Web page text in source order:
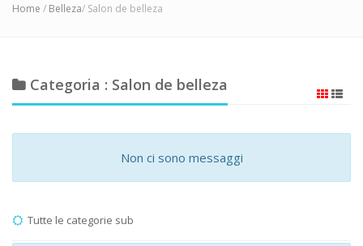
Home / Belleza/ Salon de belleza
Categoria : Salon de belleza
Non ci sono messaggi
Tutte le categorie sub